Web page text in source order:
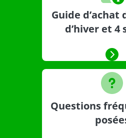
Guide d’achat
d’hiver et 4
Questions